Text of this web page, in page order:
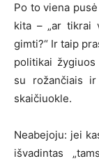
Po to viena
kita – „ar tikrai
gimti?“ Ir taip
politikai žygiuos
su rožančiais
skaičiuokle.
Neabejoju: jei
išvadintas